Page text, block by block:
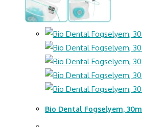
Bio Dental Fogselyem, 30m